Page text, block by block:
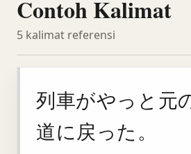
Contoh Kalimat
5 kalimat referensi
列車がやっと元
道に戻った。